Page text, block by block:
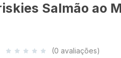
Salmão ao
(0 avaliações)